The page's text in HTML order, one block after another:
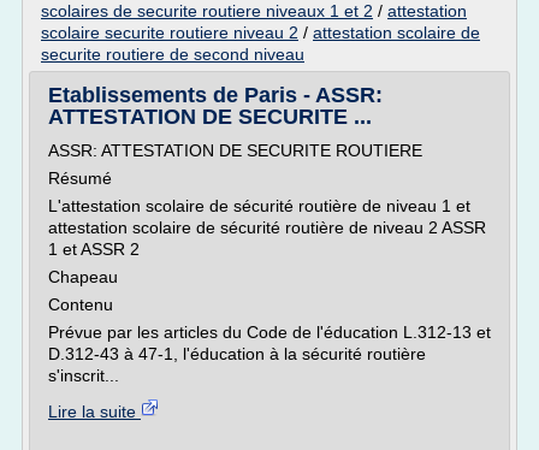
scolaires de securite routiere niveaux 1 et 2 / attestation
scolaire securite routiere niveau 2 / attestation scolaire de
securite routiere de second niveau
Etablissements de Paris - ASSR:
ATTESTATION DE SECURITE ...
ASSR: ATTESTATION DE SECURITE ROUTIERE
Résumé
L'attestation scolaire de sécurité routière de niveau 1 et
attestation scolaire de sécurité routière de niveau 2 ASSR
1 et ASSR 2
Chapeau
Contenu
Prévue par les articles du Code de l'éducation L.312-13 et
D.312-43 à 47-1, l'éducation à la sécurité routière
s'inscrit...
Lire la suite